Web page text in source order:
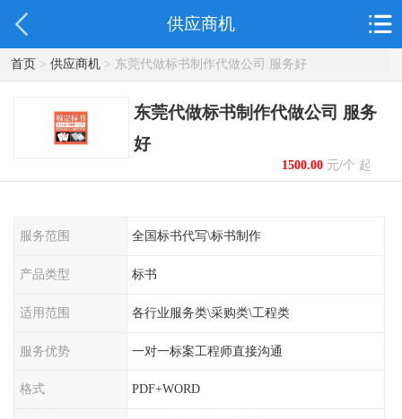
供应商机
首页> 供应商机> 东莞代做标书制作代做公司 服务好
东莞代做标书制作代做公司 服务
好
1500.00元/个 起
服务范围 全国标书代写\标书制作
产品类型 标书
适用范围 各行业服务类\采购类\工程类
服务优势 一对一标案工程师直接沟通
格式 PDF+WORD